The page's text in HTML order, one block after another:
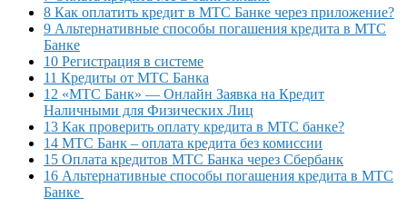
8 Как оплатить кредит в МТС Банке через приложение?
9 Альтернативные способы погашения кредита в МТС
Банке
10 Регистрация в системе
11 Кредиты от МТС Банка
12 «МТС Банк» — Онлайн Заявка на Кредит
Наличными для Физических Лиц
13 Как проверить оплату кредита в МТС банке?
14 МТС Банк – оплата кредита без комиссии
15 Оплата кредитов МТС Банка через Сбербанк
16 Альтернативные способы погашения кредита в МТС
Банке